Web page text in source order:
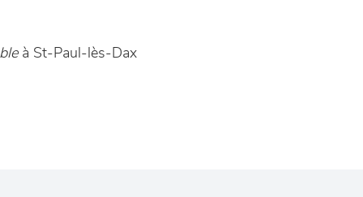
à St-Paul-lès-Dax